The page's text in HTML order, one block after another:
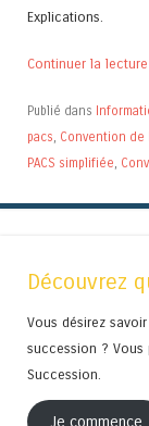
Explications.
Continuer la lecture
Publié dans
pacs, Convention de
PACS simplifiée,
Découvrez
Vous désirez
succession ? Vous
Succession.
Je commence